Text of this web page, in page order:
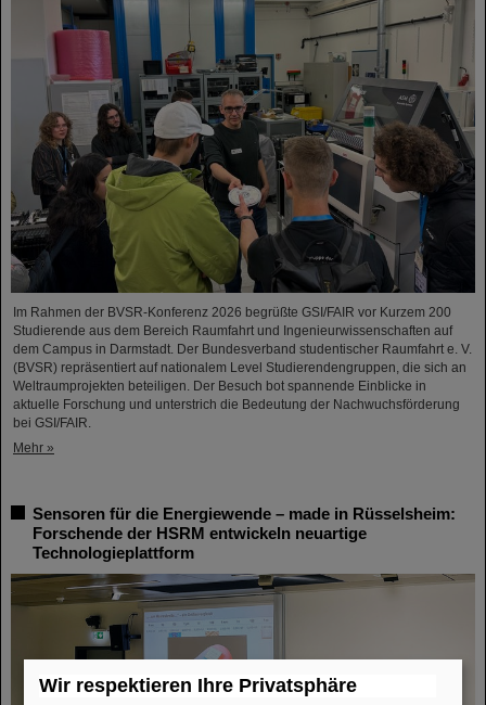
Im Rahmen der BVSR-Konferenz 2026 begrüßte GSI/FAIR vor Kurzem 200
Studierende aus dem Bereich Raumfahrt und Ingenieurwissenschaften auf
dem Campus in Darmstadt. Der Bundesverband studentischer Raumfahrt e. V.
(BVSR) repräsentiert auf nationalem Level Studierendengruppen, die sich an
Weltraumprojekten beteiligen. Der Besuch bot spannende Einblicke in
aktuelle Forschung und unterstrich die Bedeutung der Nachwuchsförderung
bei GSI/FAIR.
Mehr »
Sensoren für die Energiewende – made in Rüsselsheim:
Forschende der HSRM entwickeln neuartige
Technologieplattform
Wir respektieren Ihre Privatsphäre